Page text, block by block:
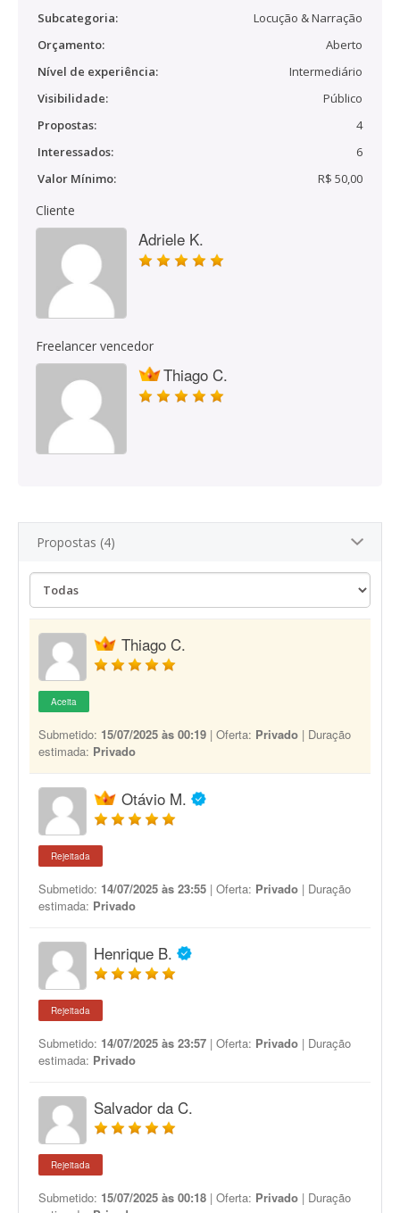
Subcategoria:
Locução & Narração
Orçamento:
Aberto
Nível de experiência:
Intermediário
Visibilidade:
Público
Propostas:
4
Interessados:
6
Valor Mínimo:
R$ 50,00
Cliente
Adriele K.
Freelancer vencedor
Thiago C.
Propostas (4)
Thiago C.
Aceita
Submetido: 15/07/2025 às 00:19 | Oferta: Privado | Duração
estimada: Privado
Otávio M.
Rejeitada
Submetido: 14/07/2025 às 23:55 | Oferta: Privado | Duração
estimada: Privado
Henrique B.
Rejeitada
Submetido: 14/07/2025 às 23:57 | Oferta: Privado | Duração
estimada: Privado
Salvador da C.
Rejeitada
Submetido: 15/07/2025 às 00:18 | Oferta: Privado | Duração